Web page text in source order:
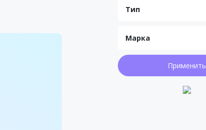
Тип
Марка
Применить